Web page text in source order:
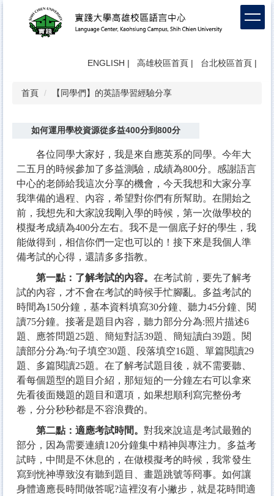
ENGLISH | 高雄校區首頁 | 台北校區首頁 |
首頁 【同學們】的英語學習經驗分享
如何運用學校資源從多益400分到800分
各位同學大家好，我是來自應英系的同學。今年大
二五月的時候參加了多益測驗，成績為800分。感謝語言
中心的老師給我這次分享的機會，今天我想和大家分享
我準備的過程、內容，希望對你們有所幫助。在開始之
前，我想先和大家說我剛入學的時候，第一次做學校的
模擬考成績為400分左右。我不是一個底子好的學生，我
能做得到，相信你們一定也可以的！接下來是我個人準
備考試的心得，還請多多指教。
第一點：了解考試的內容。 在考試前，要先了解考
試的內容，才不會在考試的時候手忙腳亂。多益考試的
時間為150分鐘，基本資料填寫30分鐘、聽力45分鐘、閱
讀75分鐘。接著是題目內容，聽力部分分為:照片描述6
題、應答問題25題、簡短對話39題、簡短讀白39題。閱
讀部分分為:句子填空30題、段落填空16題、單篇閱讀29
題、多篇閱讀25題。在了解考試題目後，就不需要聽、
看每個題型的題目介紹，那短短的一分鐘左右可以拿來
先看後面幾題的題目和選項，如果想順利寫完整份考
卷，分分秒秒都是不容浪費的。
第二點 ： 適應考試時間。 對我來說這是考試最難的
部分，因為需要連續120分鐘集中精神與專注力。多益考
試時，中間是不休息的，在做模擬考的時候，我常發生
寫到恍神導致沒有聽到題目、畫題跳號等冏事。如何讓
身體適應長時間做答呢?這裡沒有小撇步，就是花時間適